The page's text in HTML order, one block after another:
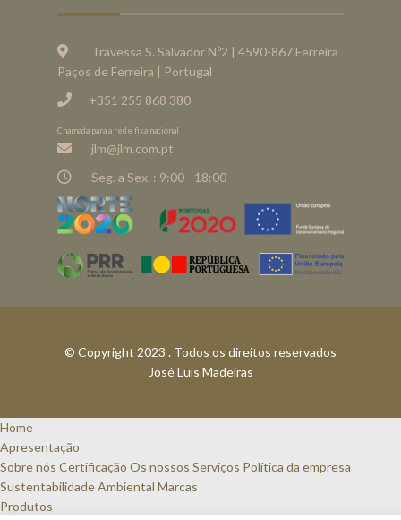
Travessa S. Salvador N.º2 | 4590-867 Ferreira
Paços de Ferreira | Portugal
+351 255 868 380
Chamada para a rede fixa nacional
jlm@jlm.com.pt
Seg. a Sex. : 9:00 - 18:00
© Copyright 2023 . Todos os direitos reservados
José Luís Madeiras
Home
Apresentação
Sobre nós Certificação Os nossos Serviços Política da empresa
Sustentabilidade Ambiental Marcas
Produtos